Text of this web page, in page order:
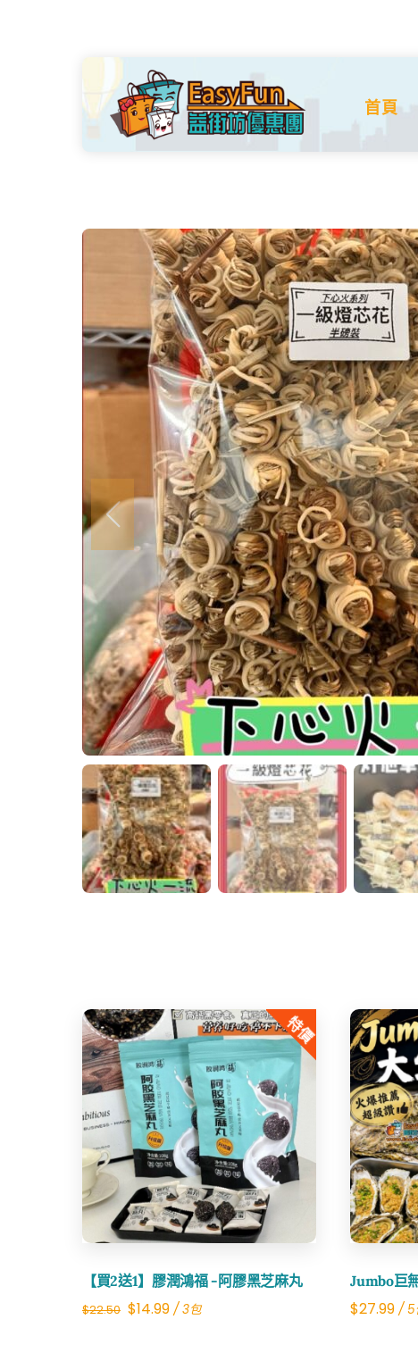
首頁
特價
【買2送1】膠潤鴻福 -阿膠黑芝麻丸
$22.50 Original
$14.99Current
/ 3包
Share
Jumbo巨
$27.99 / 5